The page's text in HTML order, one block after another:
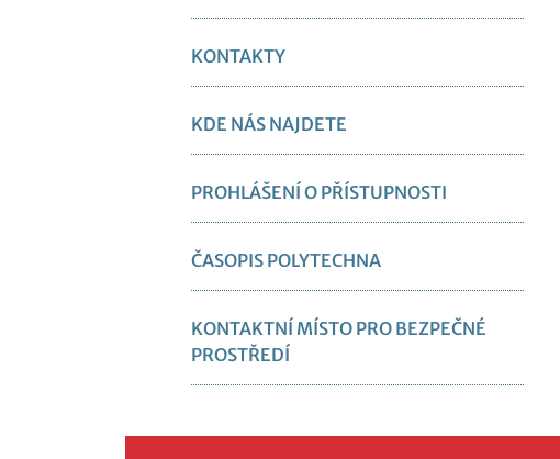
KONTAKTY
KDE NÁS NAJDETE
PROHLÁŠENÍ O PŘÍSTUPNOSTI
ČASOPIS POLYTECHNA
KONTAKTNÍ MÍSTO PRO BEZPEČNÉ
PROSTŘEDÍ